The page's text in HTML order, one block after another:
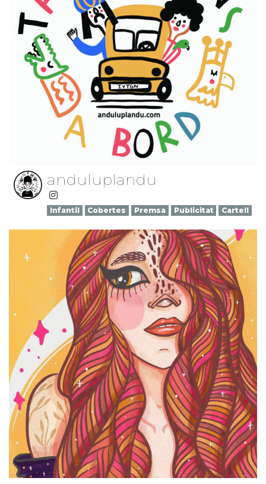
anduluplandu
Infantil Cobertes Premsa Publicitat Cartell